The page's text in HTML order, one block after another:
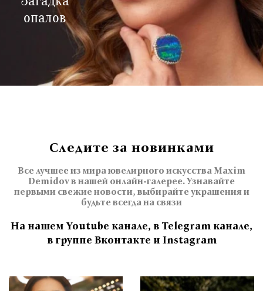
опалов
Следите за новинками
Все лучшее из мира ювелирного искусства Maxim
Demidov в нашей онлайн-галерее. Узнавайте
первыми свежие новости, выбирайте украшения и
будьте всегда на связи
На нашем Youtube канале, в Telegram канале,
в группе Вконтакте и Instagram